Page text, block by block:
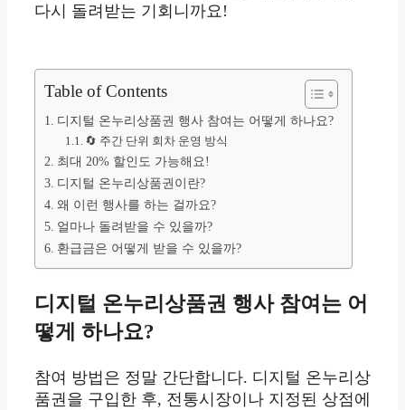
다시 돌려받는 기회니까요!
Table of Contents
디지털 온누리상품권 행사 참여는 어떻게 하나요?
🔄 주간 단위 회차 운영 방식
최대 20% 할인도 가능해요!
디지털 온누리상품권이란?
왜 이런 행사를 하는 걸까요?
얼마나 돌려받을 수 있을까?
환급금은 어떻게 받을 수 있을까?
디지털 온누리상품권 행사 참여는 어
떻게 하나요?
참여 방법은 정말 간단합니다. 디지털 온누리상
품권을 구입한 후, 전통시장이나 지정된 상점에